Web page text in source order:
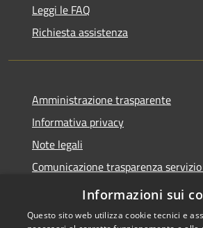
Leggi le FAQ
Richiesta assistenza
Amministrazione trasparente
Informativa privacy
Note legali
Comunicazione trasparenza
Dichiarazione di accessibilità
Informazioni sui
Questo sito web utilizza cookie tecnici e